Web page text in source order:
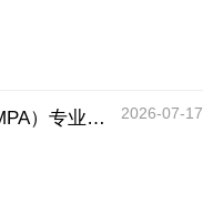
南京医科大学公共管理硕士（MPA）专业介绍（2027年） 2026-07-17